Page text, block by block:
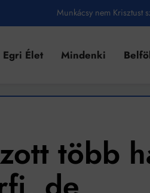
Munkácsy nem Krisztust
Amikor a Tetris
Az ördög még mindig Pradát
Egri Élet Mindenki
több